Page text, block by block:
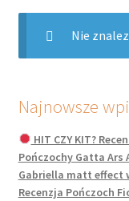
Pończochy i
zakolanówki
Podkolanówki i
skarpetki
Wszystkie
produkty
Nie
Najnowsze
HIT CZY KIT?
Pończochy Gatta Ars
Gabriella matt effect
Recenzja Pończoch